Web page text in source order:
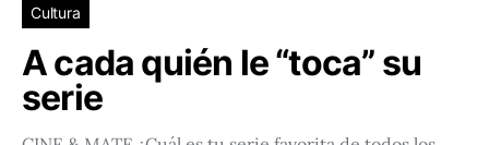
Cultura
A cada quién le “toca” su
serie